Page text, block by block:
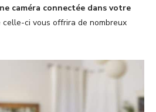
caméra connectée dans votre
ci vous offrira de nombreux